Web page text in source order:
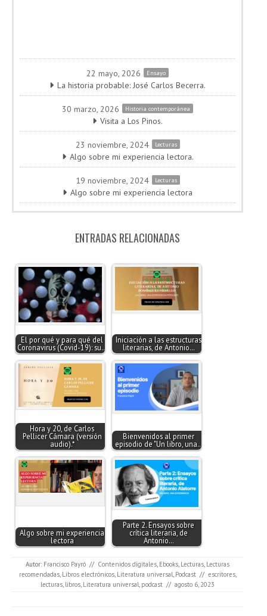
22 mayo, 2026 Ensayo
La historia probable: José Carlos Becerra.
30 marzo, 2026 Historia contemporánea
Visita a Los Pinos.
23 noviembre, 2024 Lecturas
Algo sobre mi experiencia lectora.
19 noviembre, 2024 Lecturas
Algo sobre mi experiencia lectora
ENTRADAS RELACIONADAS
El por qué y para qué del
Coronavirus (Covid-19): su…
Iniciación a las estructuras
literarias, de Antonio…
Hora y 20, de Carlos
Pellicer Cámara (versión
audio).*
Bienvenidos al primer
episodio de "Un libro, una…
Algo sobre mi experiencia
lectora
Parte 2. Ensayos sobre
crítica literaria, de
Antonio…
Autor: Francisco Payró // Contenidos digitales, Ebooks, Lecturas, Lecturas
recomendadas, Libros electrónicos, Literatura universal, Podcast // escritores,
lecturas, libros, Literatura universal, podcast // agosto 6, 2023